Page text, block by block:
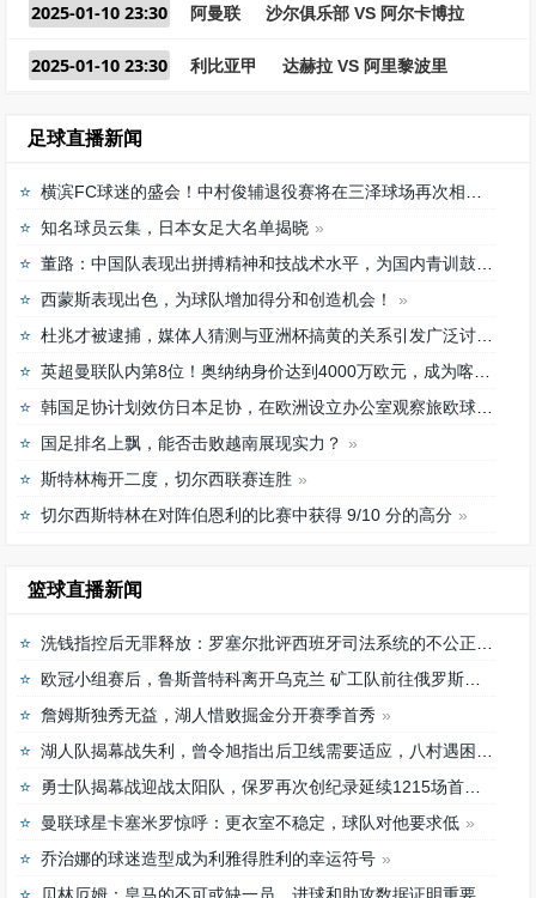
2025-01-10 23:30 阿曼联 沙尔俱乐部 VS 阿尔卡博拉
2025-01-10 23:30 利比亚甲 达赫拉 VS 阿里黎波里
足球直播新闻
横滨FC球迷的盛会！中村俊辅退役赛将在三泽球场再次相聚
知名球员云集，日本女足大名单揭晓
董路：中国队表现出拼搏精神和技战术水平，为国内青训鼓舞
西蒙斯表现出色，为球队增加得分和创造机会！
杜兆才被逮捕，媒体人猜测与亚洲杯搞黄的关系引发广泛讨论
英超曼联队内第8位！奥纳纳身价达到4000万欧元，成为喀麦隆最贵门将
韩国足协计划效仿日本足协，在欧洲设立办公室观察旅欧球员的身体情况
国足排名上飘，能否击败越南展现实力？
斯特林梅开二度，切尔西联赛连胜
切尔西斯特林在对阵伯恩利的比赛中获得 9/10 分的高分
篮球直播新闻
洗钱指控后无罪释放：罗塞尔批评西班牙司法系统的不公正待遇
欧冠小组赛后，鲁斯普特科离开乌克兰 矿工队前往俄罗斯，未来发展如何？
詹姆斯独秀无益，湖人惜败掘金分开赛季首秀
湖人队揭幕战失利，曾令旭指出后卫线需要适应，八村遇困难
勇士队揭幕战迎战太阳队，保罗再次创纪录延续1215场首发之路
曼联球星卡塞米罗惊呼：更衣室不稳定，球队对他要求低
乔治娜的球迷造型成为利雅得胜利的幸运符号